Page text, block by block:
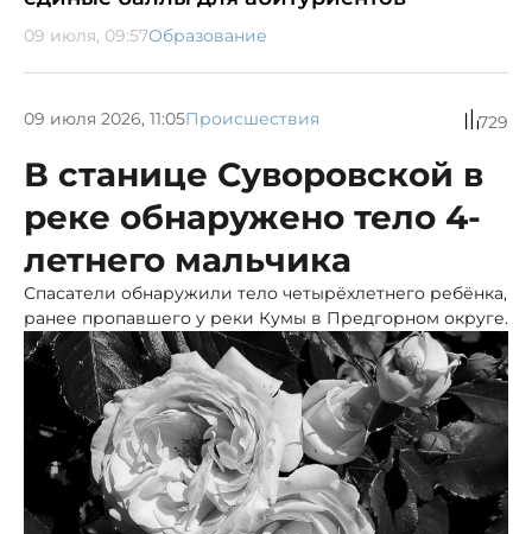
09 июля, 09:57Образование
09 июля 2026, 11:05Происшествия 729
В станице Суворовской в
реке обнаружено тело 4-
летнего мальчика
Спасатели обнаружили тело четырёхлетнего ребёнка,
ранее пропавшего у реки Кумы в Предгорном округе.